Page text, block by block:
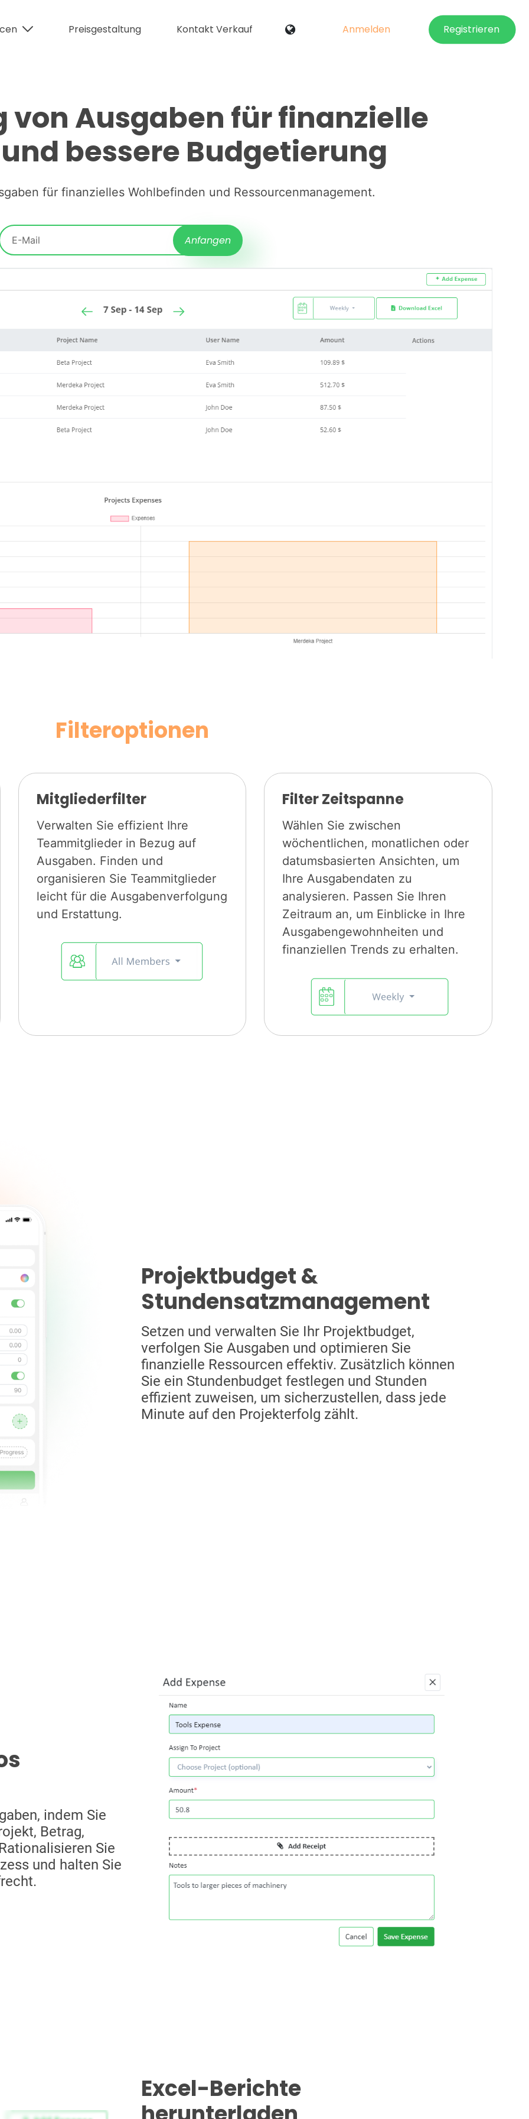
Preisgestaltung Kontakt Verkauf Anmelden Registrieren
Ausgaben für finanzielle
bessere Budgetierung
für finanzielles Wohlbefinden und Ressourcenmanagement.
Anfangen
Filteroptionen
Mitgliederfilter
Verwalten Sie effizient Ihre
Teammitglieder in Bezug auf
Ausgaben. Finden und
organisieren Sie Teammitglieder
leicht für die Ausgabenverfolgung
und Erstattung.
Filter Zeitspanne
Wählen Sie zwischen
wöchentlichen, monatlichen oder
datumsbasierten Ansichten, um
Ihre Ausgabendaten zu
analysieren. Passen Sie Ihren
Zeitraum an, um Einblicke in Ihre
Ausgabengewohnheiten und
finanziellen Trends zu erhalten.
Projektbudget &
Stundensatzmanagement
Setzen und verwalten Sie Ihr Projektbudget,
verfolgen Sie Ausgaben und optimieren Sie
finanzielle Ressourcen effektiv. Zusätzlich können
Sie ein Stundenbudget festlegen und Stunden
effizient zuweisen, um sicherzustellen, dass jede
Minute auf den Projekterfolg zählt.
indem Sie
Betrag,
Sie
und halten Sie
Excel-Berichte